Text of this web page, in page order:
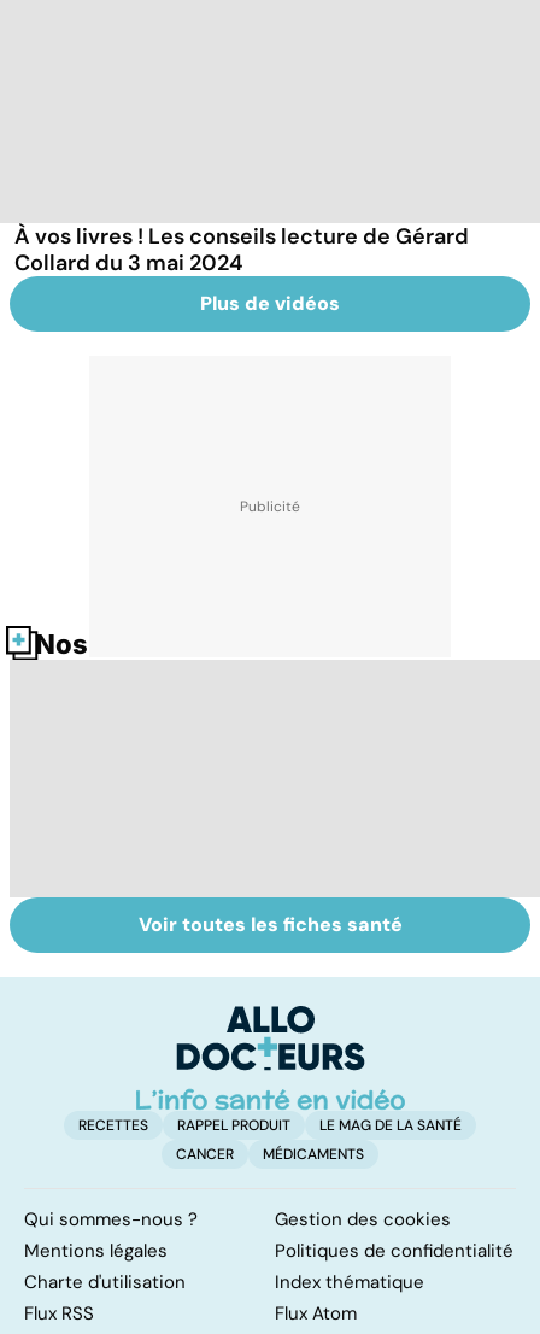
À vos livres ! Les conseils lecture de Gérard
Collard du 3 mai 2024
Plus de vidéos
Nos fiches santé
Tout savoir sur
les infections
Inflammation des
amygdales : que
d'angine ?
Voir toutes les fiches santé
RECETTES RAPPEL PRODUIT
LE MAG DE LA SANTÉ
CANCER
MÉDICAMENTS
Qui sommes-nous ?
Gestion des cookies
Mentions légales
Politiques de confidentialité
Charte d'utilisation
Index thématique
Flux RSS
Flux Atom